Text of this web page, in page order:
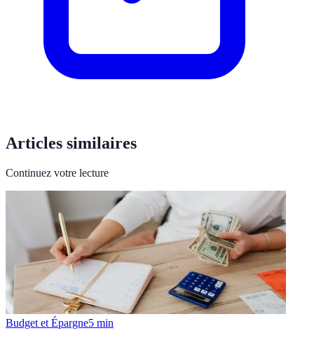
Articles similaires
Continuez votre lecture
Budget et Épargne5 min